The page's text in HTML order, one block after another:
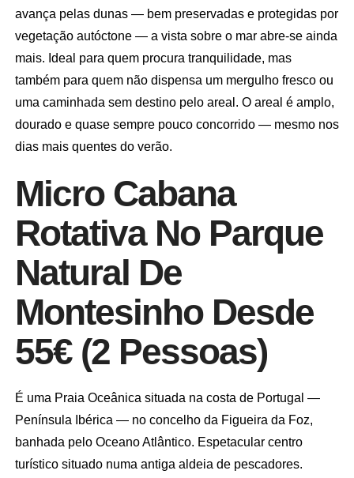
avança pelas dunas — bem preservadas e protegidas por
vegetação autóctone — a vista sobre o mar abre-se ainda
mais. Ideal para quem procura tranquilidade, mas
também para quem não dispensa um mergulho fresco ou
uma caminhada sem destino pelo areal. O areal é amplo,
dourado e quase sempre pouco concorrido — mesmo nos
dias mais quentes do verão.
Micro Cabana
Rotativa No Parque
Natural De
Montesinho Desde
55€ (2 Pessoas)
É uma Praia Oceânica situada na costa de Portugal —
Península Ibérica — no concelho da Figueira da Foz,
banhada pelo Oceano Atlântico. Espetacular centro
turístico situado numa antiga aldeia de pescadores.